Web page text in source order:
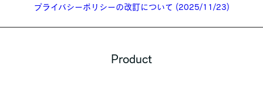
プライバシーポリシーの改訂について (2025/11/23)
Product